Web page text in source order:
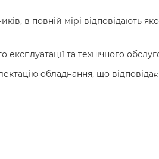
в повній мірі відповідають
та технічного
обладнання, що